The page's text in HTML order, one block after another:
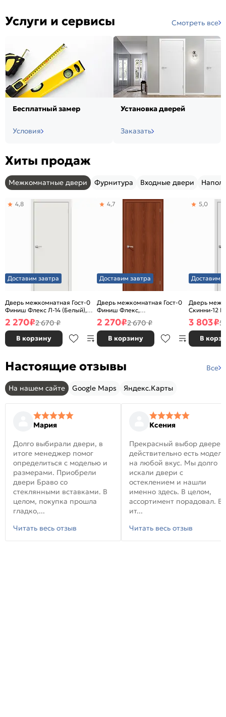
Услуги и сервисы Смотреть все
Бесплатный замер
Условия
Установка дверей
Заказать
Хиты продаж
Межкомнатные двери Фурнитура Входные двери
Доставим завтра
Дверь межкомнатная Гост-0
Финиш Флекс Л-14 (Белый),
глухая, каркасно-щитовая
4,8
2 270₽2 670 ₽
В корзину
Доставим завтра
Дверь межкомнатная Гост-0
Финиш Флекс,
Ламинированные Л-11
(ИталОрех), глухая, каркасно-
щитовая
4,7
2 270₽2 670 ₽
В корзину
Доставим
Дверь
Скинни-12
глухая,
5,0
3 803₽5
В
Настоящие отзывы Все
На нашем сайте Google Maps Яндекс.Карты
Мария
Долго выбирали двери, в
итоге менеджер помог
определиться с моделью и
размерами. Приобрели
двери Браво со
стеклянными вставками. В
целом, покупка прошла
гладко,...
Читать весь отзыв
Ксения
Прекрасный выбор
действительно есть модели
на любой вкус. Мы долго
искали двери с
остеклением и нашли
именно здесь. В целом,
ассортимент порадовал. В
ит...
Читать весь отзыв